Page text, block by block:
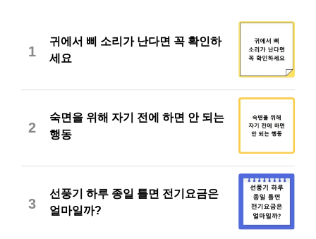
1
귀에서 삐 소리가 난다면 꼭 확인하
세요
2
숙면을 위해 자기 전에 하면 안 되는
행동
3
선풍기 하루 종일 틀면 전기요금은
얼마일까?